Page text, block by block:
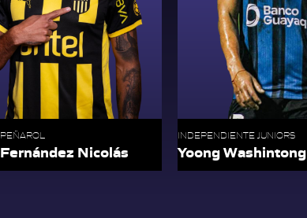
PEÑAROL
Fernández Nicolás
INDEPENDIENTE JUNIORS
Yoong Washintong